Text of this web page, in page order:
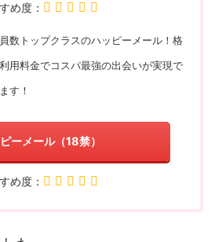
め度：
数トップクラスのハッピーメール！格
用料金でコスパ最強の出会いが実現で
す！
ーメール（18禁）
め度：